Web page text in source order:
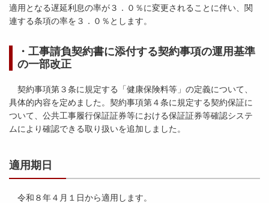
適用となる遅延利息の率が３．０％に変更されることに伴い、関
連する条項の率を３．０％とします。
・工事請負契約書に添付する契約事項の運用基準
の一部改正
契約事項第３条に規定する「健康保険料等」の定義について、
具体的内容を定めました。契約事項第４条に規定する契約保証に
ついて、公共工事履行保証証券等における保証証券等確認システ
ムにより確認できる取り扱いを追加しました。
適用期日
令和８年４月１日から適用します。